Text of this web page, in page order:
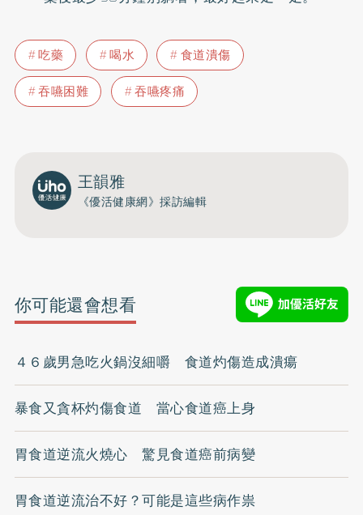
吃藥 喝水
食道潰傷
吞嚥困難
吞嚥疼痛
王韻雅
《優活健康網》採訪編輯
你可能還會想看
４６歲男急吃火鍋沒細嚼 食道灼傷造成潰瘍
暴食又貪杯灼傷食道 當心食道癌上身
胃食道逆流火燒心 驚見食道癌前病變
胃食道逆流治不好？可能是這些病作祟